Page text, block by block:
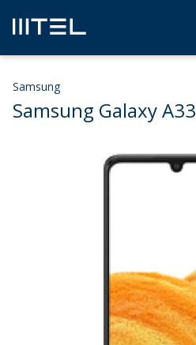
Samsung
Samsung Galaxy A33